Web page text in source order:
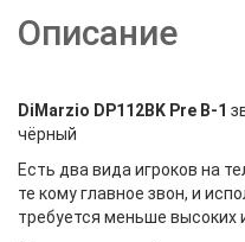
Описание
DiMarzio DP112BK Pre B-1
чёрный
Есть два вида игроков на
те кому главное звон, и
требуется меньше высоких